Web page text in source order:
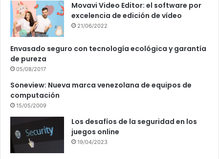
Movavi Video Editor: el software por
excelencia de edición de vídeo
21/06/2022
Envasado seguro con tecnología ecológica y garantía
de pureza
05/08/2017
Soneview: Nueva marca venezolana de equipos de
computación
15/05/2009
Los desafíos de la seguridad en los
juegos online
19/04/2023